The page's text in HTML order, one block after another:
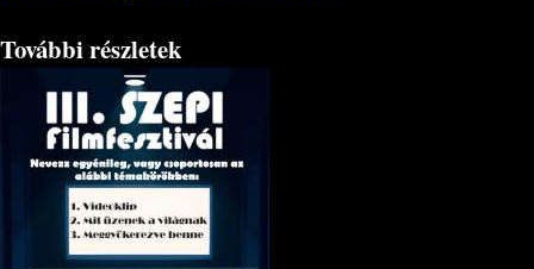
További részletek